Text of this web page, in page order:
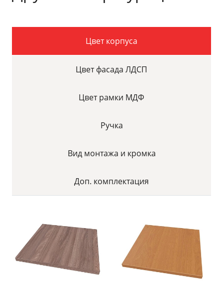
Цвет корпуса
Цвет фасада ЛДСП
Цвет рамки МДФ
Ручка
Вид монтажа и кромка
Доп. комплектация